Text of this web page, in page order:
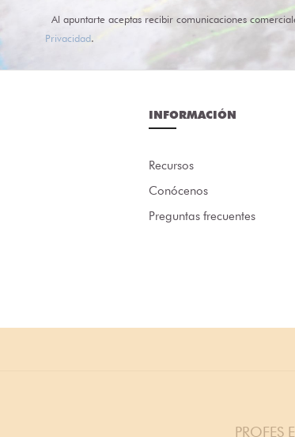
Al apuntarte aceptas recibir comunicaciones
Privacidad.
INFORMACIÓN
Recursos
Conócenos
Preguntas frecuentes